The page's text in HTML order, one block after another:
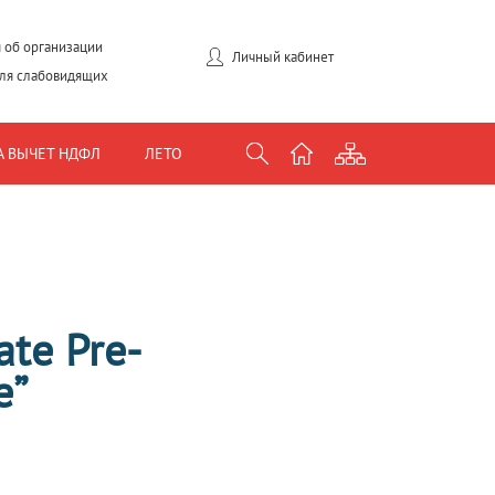
организации
слабовидящих
Личный кабинет
ВЫЧЕТ НДФЛ ЛЕТО
Pre-